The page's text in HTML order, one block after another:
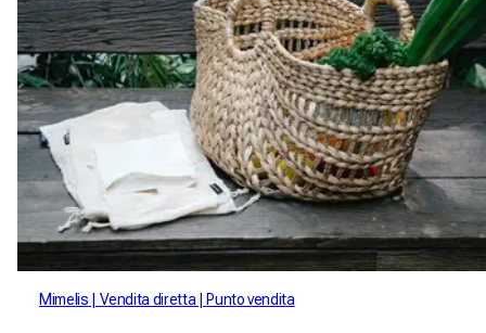
Mimelis Vendita diretta Punto vendita